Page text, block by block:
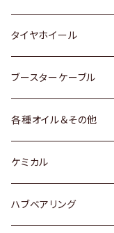
スバル
レクサス
三菱
スバル
ダイハツ
マツダ
三菱
スバル
ダイハツ
スバル
日産
ダイハツ
マツダ
日産
ダイハツ
マツダ
スバル
マツダ
タイヤホイール
トヨタ
ホンダ
スズキ
日産
ブースターケーブル
各種オイル＆その他
ディーデル洗浄添加剤
ケミカル
ハブベアリング